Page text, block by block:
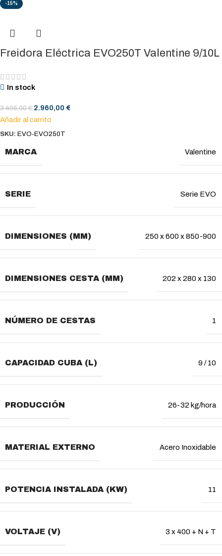
-15%
Freidora Eléctrica EVO250T Valentine 9/10L
In stock
3.495,00€ 2.960,00 €
Añadir al carrito
SKU: EVO-EVO250T
MARCA Valentine
SERIE Serie EVO
DIMENSIONES (MM) 250 x 600 x 850-900
DIMENSIONES CESTA (MM) 202 x 280 x 130
NÚMERO DE CESTAS 1
CAPACIDAD CUBA (L) 9 / 10
PRODUCCIÓN 26-32 kg/hora
MATERIAL EXTERNO Acero Inoxidable
POTENCIA INSTALADA (KW) 11
VOLTAJE (V) 3 x 400 + N + T